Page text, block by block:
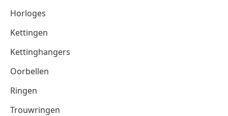
Horloges
Kettingen
Kettinghangers
Oorbellen
Ringen
Trouwringen